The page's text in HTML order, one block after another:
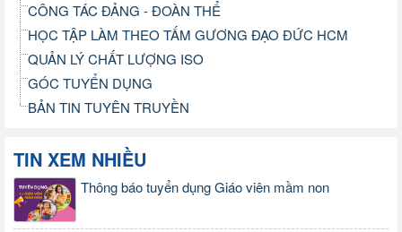
CÔNG TÁC ĐẢNG - ĐOÀN THỂ
HỌC TẬP LÀM THEO TẤM GƯƠNG ĐẠO ĐỨC HCM
QUẢN LÝ CHẤT LƯỢNG ISO
GÓC TUYỂN DỤNG
BẢN TIN TUYÊN TRUYỀN
TIN XEM NHIỀU
Thông báo tuyển dụng Giáo viên mầm non